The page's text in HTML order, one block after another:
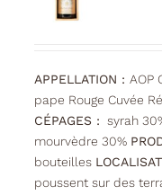
APPELLATION : AOP
pape Rouge Cuvée
CÉPAGES : syrah
mourvèdre 30%
bouteilles
poussent sur des